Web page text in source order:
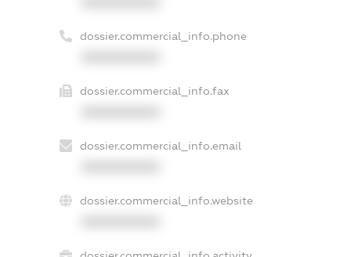
dossier.commercial_info.phone
dossier.commercial_info.fax
dossier.commercial_info.email
dossier.commercial_info.website